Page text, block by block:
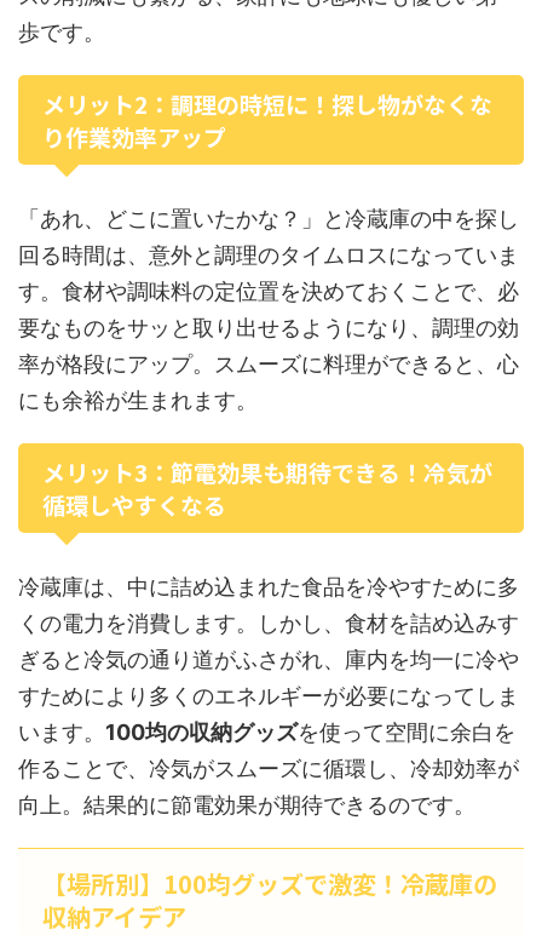
歩です。
メリット2：調理の時短に！探し物がなくな
り作業効率アップ
「あれ、どこに置いたかな？」と冷蔵庫の中を探し
回る時間は、意外と調理のタイムロスになっていま
す。食材や調味料の定位置を決めておくことで、必
要なものをサッと取り出せるようになり、調理の効
率が格段にアップ。スムーズに料理ができると、心
にも余裕が生まれます。
メリット3：節電効果も期待できる！冷気が
循環しやすくなる
冷蔵庫は、中に詰め込まれた食品を冷やすために多
くの電力を消費します。しかし、食材を詰め込みす
ぎると冷気の通り道がふさがれ、庫内を均一に冷や
すためにより多くのエネルギーが必要になってしま
います。 100均の収納グッズを使って空間に余白を
作ることで、冷気がスムーズに循環し、冷却効率が
向上。結果的に節電効果が期待できるのです。
【場所別】100均グッズで激変！冷蔵庫の
収納アイデア